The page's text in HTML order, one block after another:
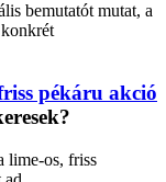
bemutatót mutat, a
pékáru akció
lime-os, friss